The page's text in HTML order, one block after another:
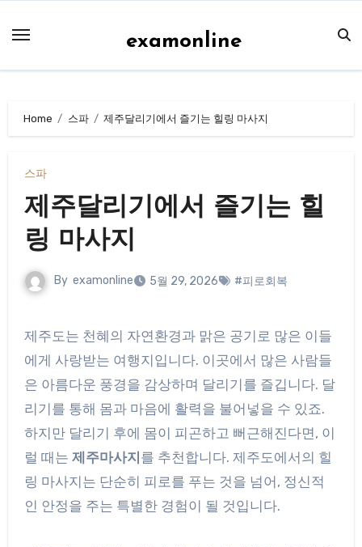
examonline
Home 스파 제주달리기에서 즐기는 힐링 마사지
스파
제주달리기에서 즐기는 힐
링 마사지
By examonline 5월 29, 2026 #피로회복
제주도는 천혜의 자연환경과 맑은 공기로 많은 이들
에게 사랑받는 여행지입니다. 이곳에서 많은 사람들
은 아름다운 풍경을 감상하며 달리기를 즐깁니다. 달
리기를 통해 몸과 마음에 활력을 불어넣을 수 있죠.
하지만 달리기 후에 몸이 피곤하고 뻐근해진다면, 이
럴 때는 제주마사지 를 추천합니다. 제주도에서의 힐
링 마사지는 단순히 피로를 푸는 것을 넘어, 정신적
인 안정을 주는 특별한 경험이 될 것입니다.